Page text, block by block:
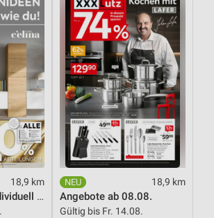
18,9 km
Wohnideen so individuell wie du!
18,9 km
Angebote ab 08.08.
Gültig bis Fr. 14.08.